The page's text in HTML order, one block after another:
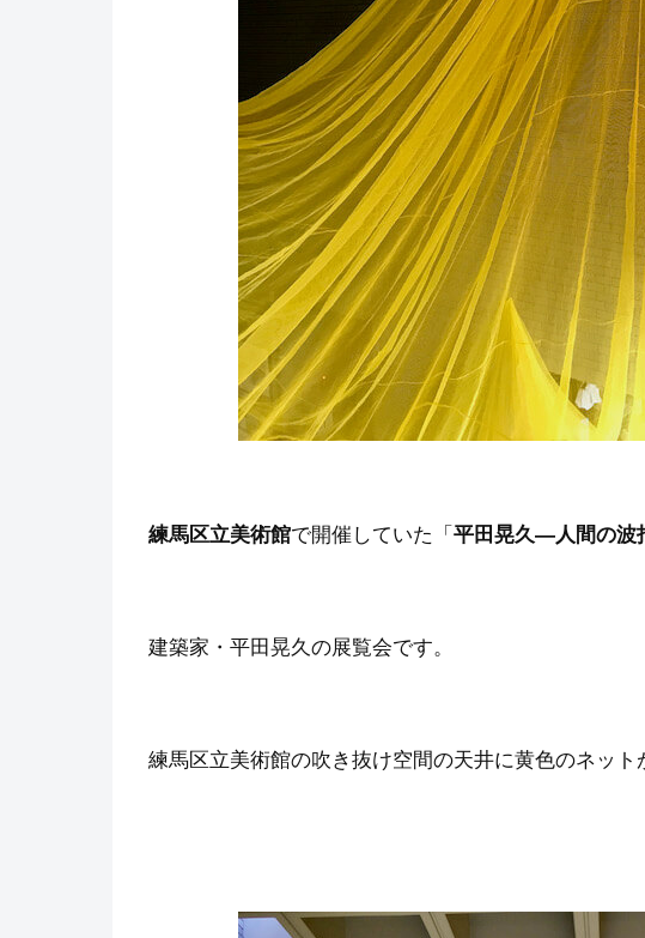
練馬区立美術館で開催していた「 平田晃久―人間の波
建築家・平田晃久の展覧会です。
練馬区立美術館の吹き抜け空間の天井に黄色のネット